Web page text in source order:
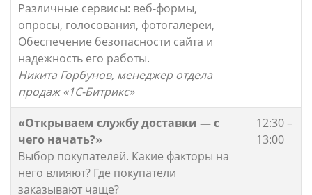
Различные сервисы: веб-формы,
опросы, голосования, фотогалереи,
Обеспечение безопасности сайта и
надежность его работы.
Никита Горбунов, менеджер отдела
продаж «1С-Битрикс»
«Открываем службу доставки — с
чего начать?»
Выбор покупателей. Какие факторы на
него влияют? Где покупатели
заказывают чаще?
12:30 –
13:00